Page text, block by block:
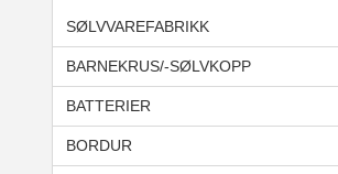
SØLVVAREFABRIKK
BARNEKRUS/-SØLVKOPP
BATTERIER
BORDUR